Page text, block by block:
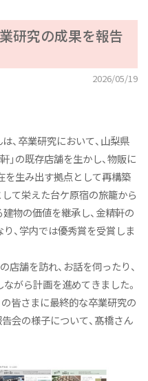
研究の成果を報告
2026/05/19
、卒業研究において、山梨県
」の既存店舗を生かし、物販に
を生み出す拠点として再構築
て栄えた台ケ原宿の旅籠から
物の価値を継承し、金精軒の
、学内では優秀賞を受賞しま
店舗を訪れ、お話を伺ったり、
がら計画を進めてきました。
の皆さまに最終的な卒業研究の
会の様子について、髙橋さん
学科：トップ